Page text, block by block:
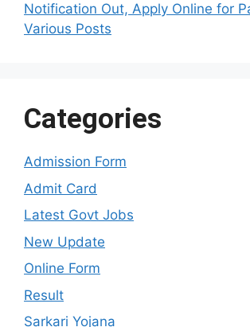
Notification Out, Apply Online for
Various Posts
Categories
Admission Form
Admit Card
Latest Govt Jobs
New Update
Online Form
Result
Sarkari Yojana